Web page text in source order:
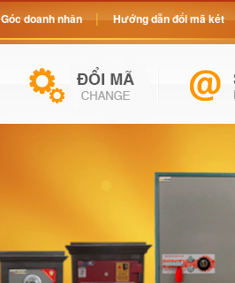
Góc doanh nhân Hướng dẫn đổi mã két